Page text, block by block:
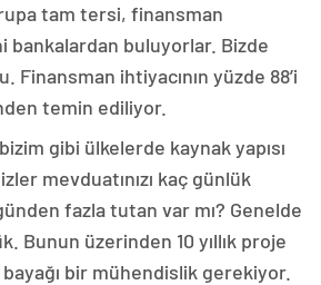
tam tersi, finansman
bankalardan buluyorlar. Bizde
Finansman ihtiyacının yüzde 88’i
temin ediliyor.
gibi ülkelerde kaynak yapısı
mevduatınızı kaç günlük
fazla tutan var mı? Genelde
Bunun üzerinden 10 yıllık proje
bir mühendislik gerekiyor.